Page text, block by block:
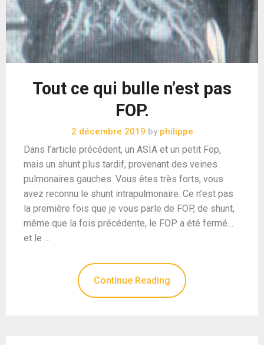
Tout ce qui bulle n’est pas
FOP.
2 décembre 2019 byphilippe
Dans l’article précédent, un ASIA et un petit Fop,
mais un shunt plus tardif, provenant des veines
pulmonaires gauches. Vous êtes très forts, vous
avez reconnu le shunt intrapulmonaire. Ce n’est pas
la première fois que je vous parle de FOP, de shunt,
même que la fois précédente, le FOP a été fermé…
et le …
Continue Reading